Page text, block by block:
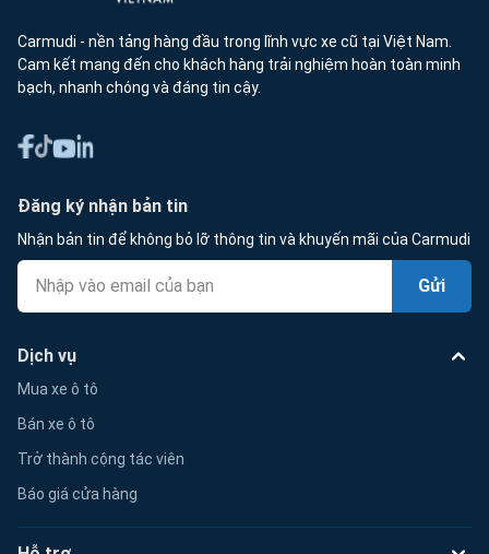
Carmudi - nền tảng hàng đầu trong lĩnh vực xe cũ tại Việt Nam.
Cam kết mang đến cho khách hàng trải nghiệm hoàn toàn minh
bạch, nhanh chóng và đáng tin cậy.
Đăng ký nhận bản tin
Nhận bản tin để không bỏ lỡ thông tin và khuyến mãi của Carmudi
Gửi
Dịch vụ
Mua xe ô tô
Bán xe ô tô
Trở thành cộng tác viên
Báo giá cửa hàng